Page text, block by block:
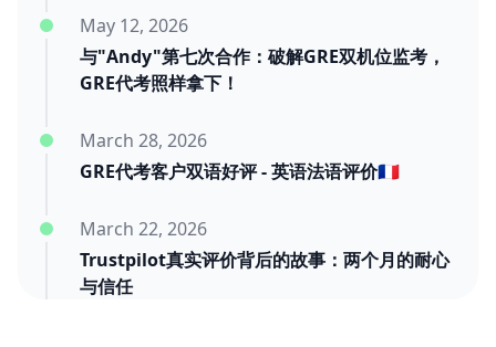
与"Andy"第七次合作：破解GRE双机位监考，
GRE代考照样拿下！
May 12, 2026
GRE代考客户双语好评 - 英语法语评价🇫🇷
March 28, 2026
Trustpilot真实评价背后的故事：两个月的耐心
与信任
March 22, 2026